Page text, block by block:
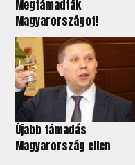
Megtámadták
Magyarországot!
Újabb támadás
Magyarország ellen